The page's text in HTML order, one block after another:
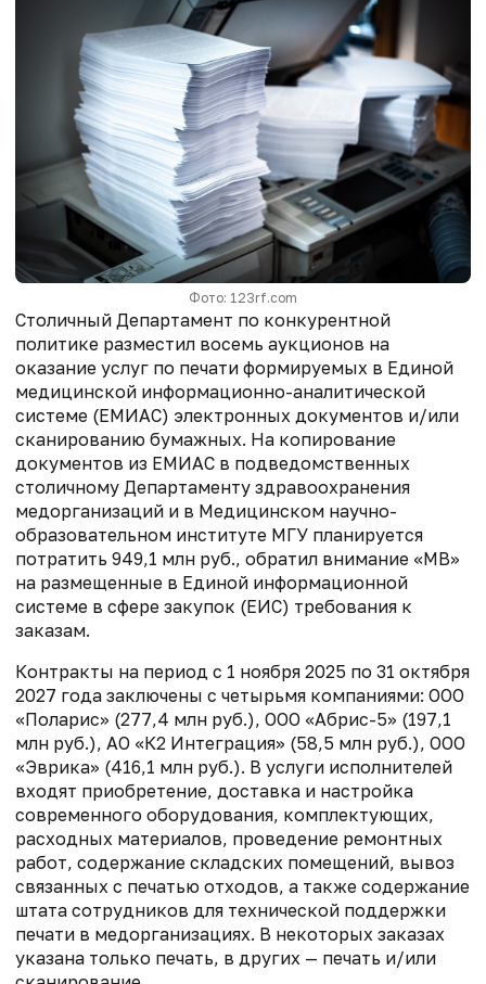
Фото: 123rf.com
Столичный Департамент по конкурентной
политике разместил восемь аукционов на
оказание услуг по печати формируемых в Единой
медицинской информационно-аналитической
системе (ЕМИАС) электронных документов и/или
сканированию бумажных. На копирование
документов из ЕМИАС в подведомственных
столичному Департаменту здравоохранения
медорганизаций и в Медицинском научно-
образовательном институте МГУ планируется
потратить 949,1 млн руб., обратил внимание «МВ»
на размещенные в Единой информационной
системе в сфере закупок (ЕИС) требования к
заказам.
Контракты на период с 1 ноября 2025 по 31 октября
2027 года заключены с четырьмя компаниями: ООО
«Поларис» (277,4 млн руб.), ООО «Абрис-5» (197,1
млн руб.), АО «К2 Интеграция» (58,5 млн руб.), ООО
«Эврика» (416,1 млн руб.). В услуги исполнителей
входят приобретение, доставка и настройка
современного оборудования, комплектующих,
расходных материалов, проведение ремонтных
работ, содержание складских помещений, вывоз
связанных с печатью отходов, а также содержание
штата сотрудников для технической поддержки
печати в медорганизациях. В некоторых заказах
указана только печать, в других — печать и/или